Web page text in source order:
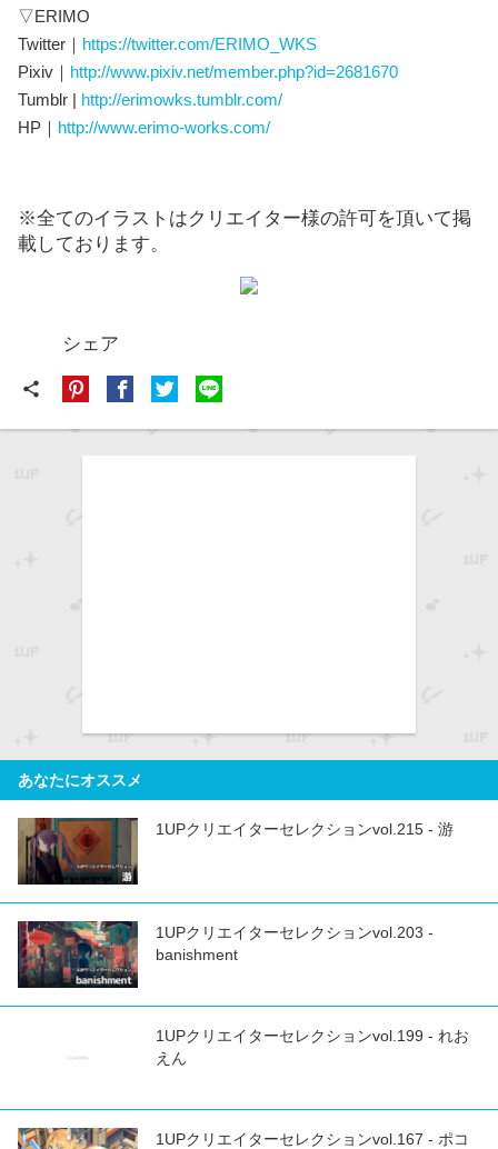
▽ERIMO
Twitter｜ https://twitter.com/ERIMO_WKS
Pixiv｜ http://www.pixiv.net/member.php?id=2681670
Tumblr | http://erimowks.tumblr.com/
HP｜ http://www.erimo-works.com/
※全てのイラストはクリエイター様の許可を頂いて掲
載しております。
シェア
share
あなたにオススメ
1UPクリエイターセレクションvol.215 - 游
1UPクリエイターセレクションvol.203 -
banishment
1UPクリエイターセレクションvol.199 - れお
えん
1UPクリエイターセレクションvol.167 - ポコ